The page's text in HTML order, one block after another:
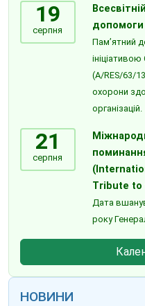
19
серпня
допомоги
Пам’ятний
ініціативою
(A/RES/63/
охорони
організацій.
21
серпня
Tribute to
Дата
року
НОВИНИ